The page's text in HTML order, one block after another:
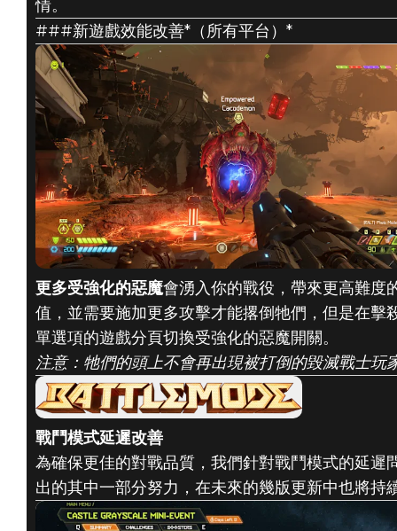
情。
###新遊戲效能改善*（所有平台）*
更多受強化的惡魔會湧入你的戰役，帶來更高難度
值，並需要施加更多攻擊才能撂倒牠們，但是在
單選項的遊戲分頁切換受強化的惡魔開關。
注意：牠們的頭上不會再出現被打倒的毀滅戰士玩
戰鬥模式延遲改善
為確保更佳的對戰品質，我們針對戰鬥模式的延
出的其中一部分努力，在未來的幾版更新中也將持